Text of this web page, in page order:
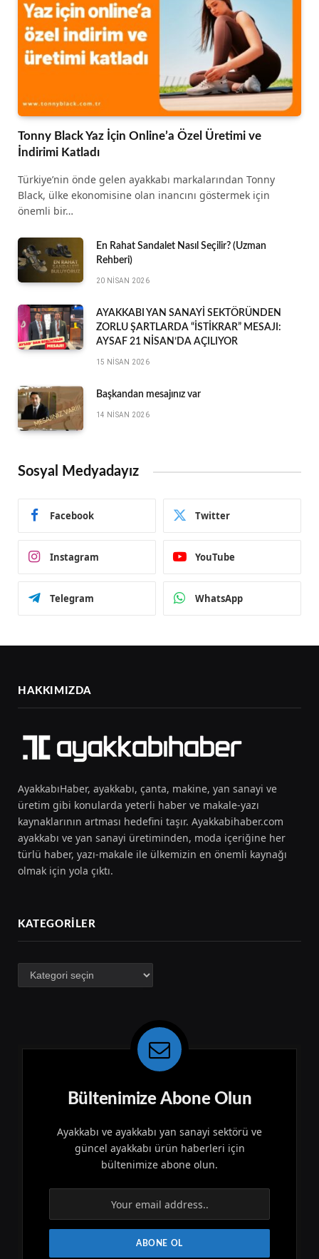
Tonny Black Yaz İçin Online’a Özel Üretimi ve
İndirimi Katladı
Türkiye’nin önde gelen ayakkabı markalarından Tonny
Black, ülke ekonomisine olan inancını göstermek için
önemli bir…
En Rahat Sandalet Nasıl Seçilir? (Uzman
Rehberi)
20 NISAN 2026
AYAKKABI YAN SANAYİ SEKTÖRÜNDEN
ZORLU ŞARTLARDA “İSTİKRAR” MESAJI:
AYSAF 21 NİSAN’DA AÇILIYOR
15 NISAN 2026
Başkandan mesajınız var
14 NISAN 2026
Sosyal Medyadayız
Facebook Twitter
Instagram YouTube
Telegram WhatsApp
HAKKIMIZDA
AyakkabıHaber, ayakkabı, çanta, makine, yan sanayi ve
üretim gibi konularda yeterli haber ve makale-yazı
kaynaklarının artması hedefini taşır. Ayakkabihaber.com
ayakkabı ve yan sanayi üretiminden, moda içeriğine her
türlü haber, yazı-makale ile ülkemizin en önemli kaynağı
olmak için yola çıktı.
KATEGORILER
Kategoriler
Bültenimize Abone Olun
Ayakkabı ve ayakkabı yan sanayi sektörü ve
güncel ayakkabı ürün haberleri için
bültenimize abone olun.